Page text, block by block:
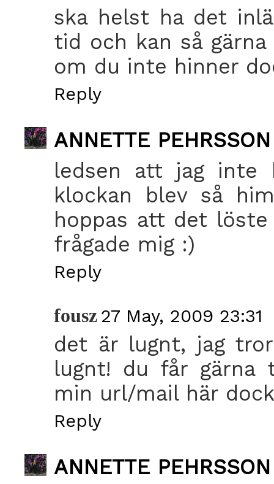
ska helst ha det
tid och kan så
om du inte hinner
Reply
ANNETTE PEHRSSON
ledsen att jag inte
klockan blev så
hoppas att det
frågade mig :)
Reply
fousz 27 May, 2009 23:31
det är lugnt, jag
lugnt! du får gärna
min url/mail här
Reply
ANNETTE PEHRSSON